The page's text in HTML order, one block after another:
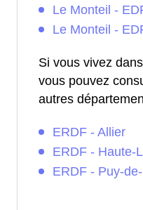
Le Monteil -
Le Monteil -
Si vous vivez
vous pouvez
autres
ERDF - Allier
ERDF - Haute-
ERDF - Puy-